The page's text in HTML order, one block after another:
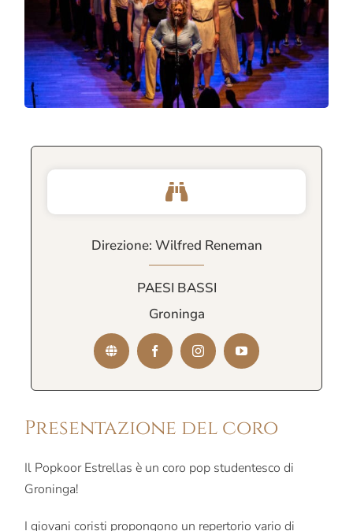
Presentazione del coro
Il Popkoor Estrellas è un coro pop studentesco di
Groninga!
I giovani coristi propongono un repertorio vario di
Direzione: Wilfred Reneman
PAESI BASSI
Groninga